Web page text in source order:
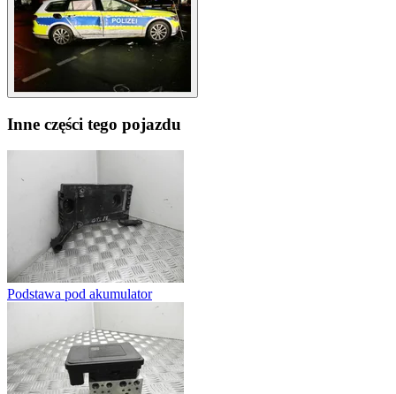
Inne części tego pojazdu
Podstawa pod akumulator